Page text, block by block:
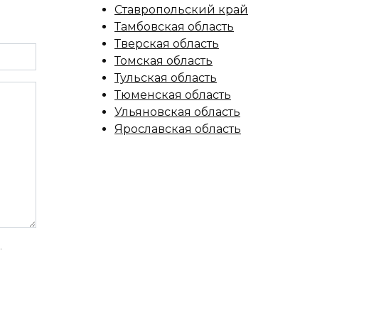
Ставропольский край
Тамбовская область
Тверская область
Томская область
Тульская область
Тюменская область
Ульяновская область
Ярославская область